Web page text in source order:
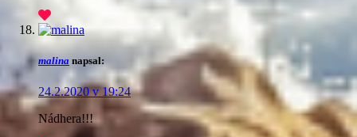
malina napsal:
24.2.2020 v 19:24
Nádhera!!!